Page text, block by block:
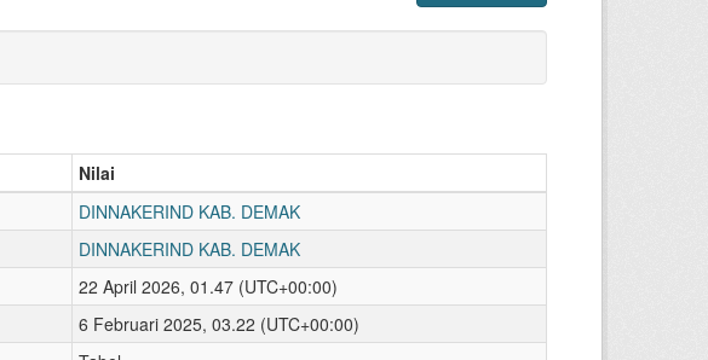
Nilai
DINNAKERIND KAB. DEMAK
DINNAKERIND KAB. DEMAK
22 April 2026, 01.47 (UTC+00:00)
6 Februari 2025, 03.22 (UTC+00:00)